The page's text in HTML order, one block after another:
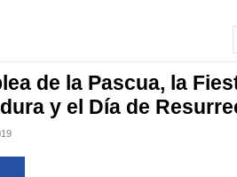
de la Pascua, la
y el Día de